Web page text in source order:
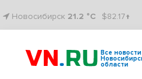
Новосибирск 21.2 °C $82.17↑
Все новости
области